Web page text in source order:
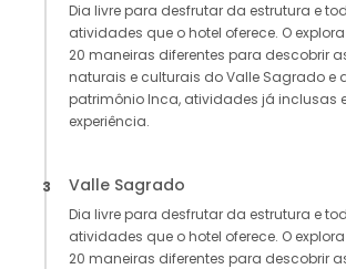
Dia livre para desfrutar da estrutura e
atividades que o hotel oferece. O
20 maneiras diferentes para descobrir
naturais e culturais do Valle Sagrado e
patrimônio Inca, atividades já inclusas
experiência.
3 Valle Sagrado
Dia livre para desfrutar da estrutura e
atividades que o hotel oferece. O
20 maneiras diferentes para descobrir